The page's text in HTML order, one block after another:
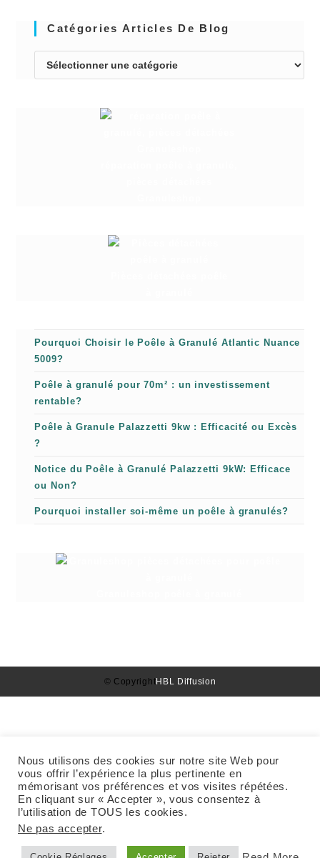
Catégories Articles De Blog
Pourquoi Choisir le Poêle à Granulé Atlantic Nuance
5009?
Poêle à granulé pour 70m² : un investissement
rentable?
Poêle à Granule Palazzetti 9kw : Efficacité ou Excès
?
Notice du Poêle à Granulé Palazzetti 9kW: Efficace
ou Non?
Pourquoi installer soi-même un poêle à granulés?
© CopyrightHBL Diffusion
Nous utilisons des cookies sur notre site Web pour
vous offrir l’expérience la plus pertinente en
mémorisant vos préférences et vos visites répétées.
En cliquant sur « Accepter », vous consentez à
l’utilisation de TOUS les cookies.
Ne pas accepter.